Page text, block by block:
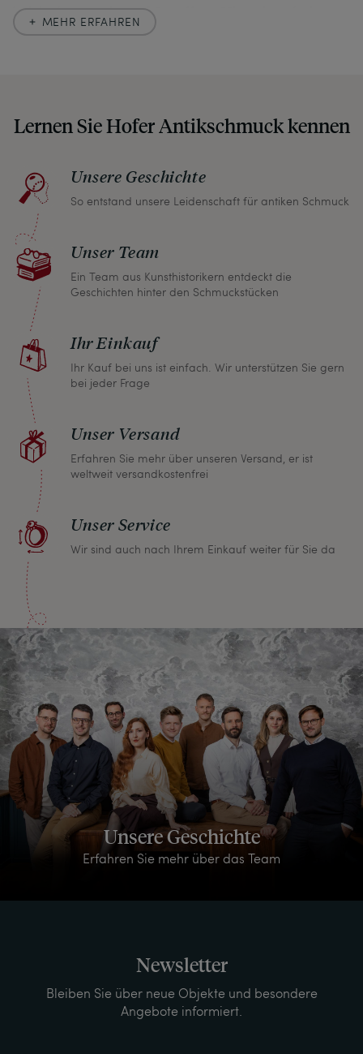
Sie, wenn unser Paket zu Ihnen kommt, keine
müssen.
Sollten Sie aus irgendeinem Grund doch einmal
nicht zufrieden sein, nehmen Sie bitte mit uns
Kontakt auf und wir finden umgehend eine
gemeinsame Lösung. Unabhängig davon können
Sie innerhalb von einem Monat jeden Artikel
zurückgeben und wir erstatten Ihnen den vollen
Kaufpreis.
MEHR ERFAHREN
Lernen Sie Hofer Antikschmuck kennen
Unsere Geschichte
So entstand unsere Leidenschaft für antiken Schmuck
Unser Team
Ein Team aus Kunsthistorikern entdeckt die
Geschichten hinter den Schmuckstücken
Ihr Einkauf
Ihr Kauf bei uns ist einfach. Wir unterstützen Sie gern
bei jeder Frage
Unser Versand
Erfahren Sie mehr über unseren Versand, er ist
weltweit versandkostenfrei
Unser Service
Wir sind auch nach Ihrem Einkauf weiter für Sie da
Unsere Geschichte
Erfahren Sie mehr über das Team
Newsletter
Bleiben Sie über neue Objekte und besondere
Angebote informiert.